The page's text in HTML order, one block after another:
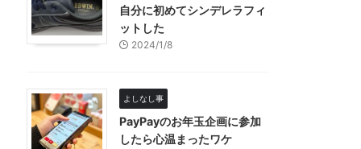
自分に初めてシンデレラフィ
ットした
2024/1/8
よしなし事
PayPayのお年玉企画に参加
したら心温まったワケ